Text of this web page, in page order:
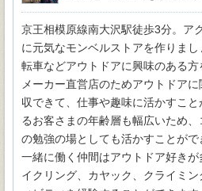
京王相模原線南大沢駅徒歩3分。ア
に元気なモンベルストアを作りま
転車などアウトドアに興味のある方
メーカー直営店のためアウトドア
収できて、仕事や趣味に活かすこ
るお客さまの年齢層も幅広いため
の勉強の場としても活かすことがで
一緒に働く仲間はアウトドア好き
イクリング、カヤック、クライミ